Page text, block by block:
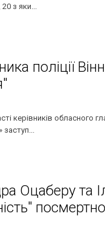
з яки...
поліції
керівників обласного
заступ...
Оцаберу та
посмертно